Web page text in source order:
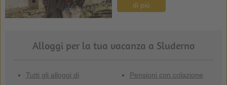
di più
Alloggi per la tua vacanza a Sluderno
Tutti gli alloggi di
Pensioni con colazione